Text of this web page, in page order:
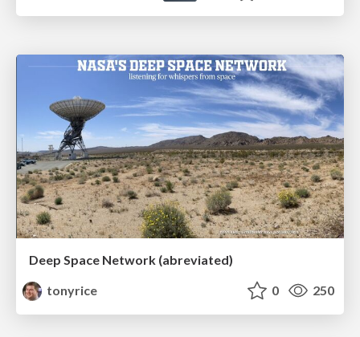
Deep Space Network (abreviated)
tonyrice
0 250